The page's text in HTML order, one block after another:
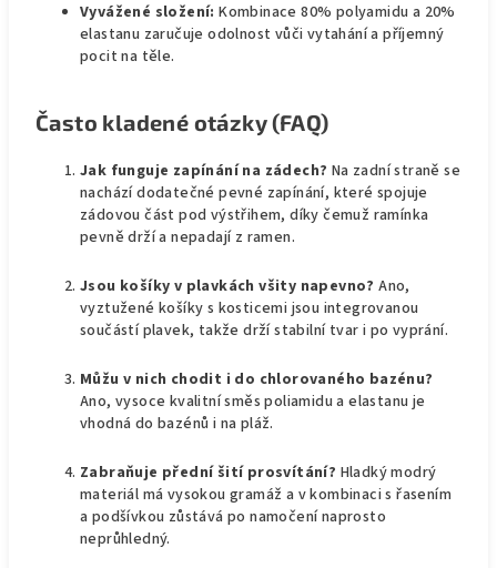
Vyvážené složení:Kombinace 80% polyamidu a 20%
elastanu zaručuje odolnost vůči vytahání a příjemný
pocit na těle.
Často kladené otázky (FAQ)
Jak funguje zapínání na zádech? Na zadní straně se
nachází dodatečné pevné zapínání, které spojuje
zádovou část pod výstřihem, díky čemuž ramínka
pevně drží a nepadají z ramen.
Jsou košíky v plavkách všity napevno?Ano,
vyztužené košíky s kosticemi jsou integrovanou
součástí plavek, takže drží stabilní tvar i po vyprání.
Můžu v nich chodit i do chlorovaného bazénu?
Ano, vysoce kvalitní směs poliamidu a elastanu je
vhodná do bazénů i na pláž.
Zabraňuje přední šití prosvítání? Hladký modrý
materiál má vysokou gramáž a v kombinaci s řasením
a podšívkou zůstává po namočení naprosto
neprůhledný.